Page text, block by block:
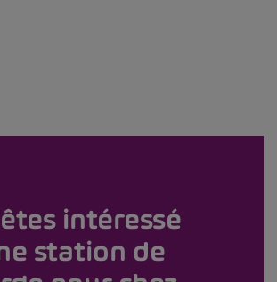
intéressé
station de